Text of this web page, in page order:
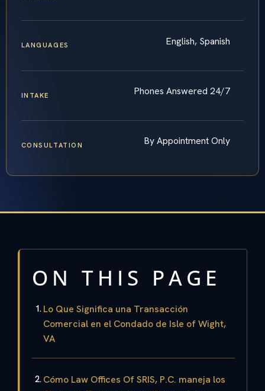
LANGUAGES English, Spanish
INTAKE Phones Answered 24/7
CONSULTATION By Appointment Only
ON THIS PAGE
Lo Que Significa una Transacción
Comercial en el Condado de Isle of Wight,
VA
Cómo Law Offices Of SRIS, P.C. maneja los